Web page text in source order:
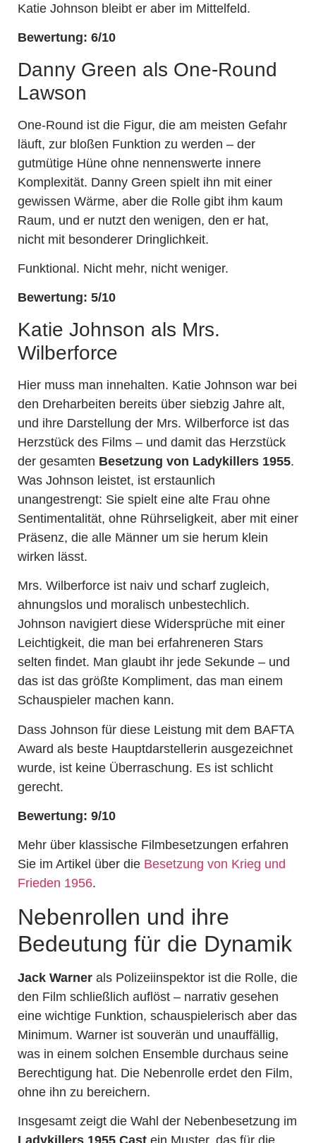
Katie Johnson bleibt er aber im Mittelfeld.
Bewertung: 6/10
Danny Green als One-Round
Lawson
One-Round ist die Figur, die am meisten Gefahr
läuft, zur bloßen Funktion zu werden – der
gutmütige Hüne ohne nennenswerte innere
Komplexität. Danny Green spielt ihn mit einer
gewissen Wärme, aber die Rolle gibt ihm kaum
Raum, und er nutzt den wenigen, den er hat,
nicht mit besonderer Dringlichkeit.
Funktional. Nicht mehr, nicht weniger.
Bewertung: 5/10
Katie Johnson als Mrs.
Wilberforce
Hier muss man innehalten. Katie Johnson war bei
den Dreharbeiten bereits über siebzig Jahre alt,
und ihre Darstellung der Mrs. Wilberforce ist das
Herzstück des Films – und damit das Herzstück
der gesamten Besetzung von Ladykillers 1955.
Was Johnson leistet, ist erstaunlich
unangestrengt: Sie spielt eine alte Frau ohne
Sentimentalität, ohne Rührseligkeit, aber mit einer
Präsenz, die alle Männer um sie herum klein
wirken lässt.
Mrs. Wilberforce ist naiv und scharf zugleich,
ahnungslos und moralisch unbestechlich.
Johnson navigiert diese Widersprüche mit einer
Leichtigkeit, die man bei erfahreneren Stars
selten findet. Man glaubt ihr jede Sekunde – und
das ist das größte Kompliment, das man einem
Schauspieler machen kann.
Dass Johnson für diese Leistung mit dem BAFTA
Award als beste Hauptdarstellerin ausgezeichnet
wurde, ist keine Überraschung. Es ist schlicht
gerecht.
Bewertung: 9/10
Mehr über klassische Filmbesetzungen erfahren
Sie im Artikel über die Besetzung von Krieg und
Frieden 1956.
Nebenrollen und ihre
Bedeutung für die Dynamik
Jack Warner als Polizeiinspektor ist die Rolle, die
den Film schließlich auflöst – narrativ gesehen
eine wichtige Funktion, schauspielerisch aber das
Minimum. Warner ist souverän und unauffällig,
was in einem solchen Ensemble durchaus seine
Berechtigung hat. Die Nebenrolle erdet den Film,
ohne ihn zu bereichern.
Insgesamt zeigt die Wahl der Nebenbesetzung im